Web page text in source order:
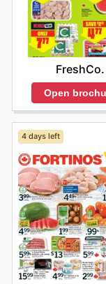
Skyland
This dedication
position as a
affordable
Skyland
savings every day.
FreshCo.
Open
4 days left